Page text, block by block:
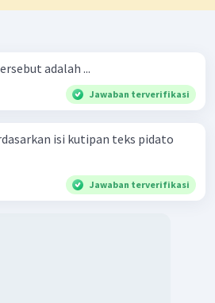
adalah ...
Jawaban terverifikasi
isi kutipan teks pidato
Jawaban terverifikasi